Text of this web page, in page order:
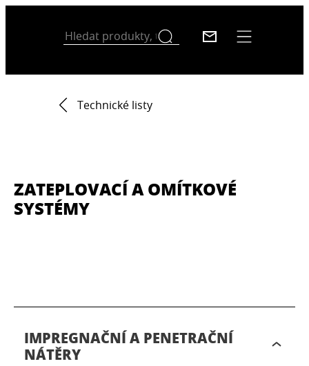
Technické listy
ZATEPLOVACÍ A OMÍTKOVÉ
SYSTÉMY
IMPREGNAČNÍ A PENETRAČNÍ
NÁTĚRY